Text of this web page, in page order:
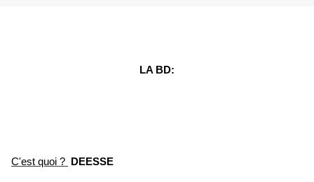
LA BD:
C'est quoi ? DEESSE